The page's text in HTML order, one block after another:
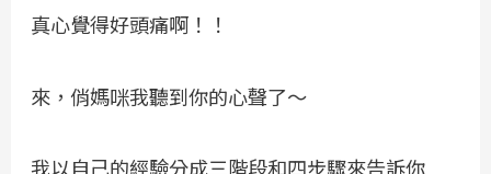
真心覺得好頭痛啊！！
來，俏媽咪我聽到你的心聲了～
我以自己的經驗分成三階段和四步驟來告訴你